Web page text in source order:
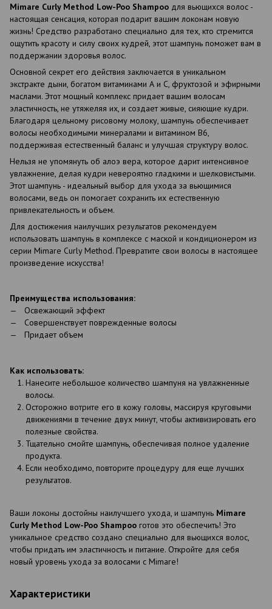
Mimare Curly Method Low-Poo Shampoo для вьющихся волос -
настоящая сенсация, которая подарит вашим локонам новую
жизнь! Средство разработано специально для тех, кто стремится
ощутить красоту и силу своих кудрей, этот шампунь поможет вам в
поддержании здоровья волос.
Основной секрет его действия заключается в уникальном
экстракте дыни, богатом витаминами А и С, фруктозой и эфирными
маслами. Этот мощный комплекс придает вашим волосам
эластичность, не утяжеляя их, и создает живые, сияющие кудри.
Благодаря цельному рисовому молоку, шампунь обеспечивает
волосы необходимыми минералами и витамином В6,
поддерживая естественный баланс и улучшая структуру волос.
Нельзя не упомянуть об алоэ вера, которое дарит интенсивное
увлажнение, делая кудри невероятно гладкими и шелковистыми.
Этот шампунь - идеальный выбор для ухода за вьющимися
волосами, ведь он помогает сохранить их естественную
привлекательность и объем.
Для достижения наилучших результатов рекомендуем
использовать шампунь в комплексе с маской и кондиционером из
серии Mimare Curly Method. Превратите свои волосы в настоящее
произведение искусства!
Преимущества использования:
Освежающий эффект
Совершенствует поврежденные волосы
Придает объем
Как использовать:
Нанесите небольшое количество шампуня на увлажненные
волосы.
Осторожно вотрите его в кожу головы, массируя круговыми
движениями в течение двух минут, чтобы активизировать его
полезные свойства.
Тщательно смойте шампунь, обеспечивая полное удаление
продукта.
Если необходимо, повторите процедуру для еще лучших
результатов.
Ваши локоны достойны наилучшего ухода, и шампунь Mimare
Curly Method Low-Poo Shampoo готов это обеспечить! Это
уникальное средство создано специально для вьющихся волос,
чтобы придать им эластичность и питание. Откройте для себя
новый уровень ухода за волосами с Mimare!
Характеристики